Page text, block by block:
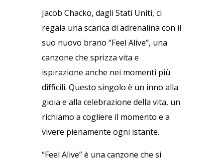
Jacob Chacko, dagli Stati Uniti, ci
regala una scarica di adrenalina con il
suo nuovo brano “Feel Alive”, una
canzone che sprizza vita e
ispirazione anche nei momenti più
difficili. Questo singolo è un inno alla
gioia e alla celebrazione della vita, un
richiamo a cogliere il momento e a
vivere pienamente ogni istante.
“Feel Alive” è una canzone che si